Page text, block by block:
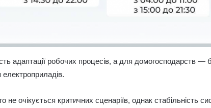
адаптації робочих процесів, а для домогосподарств —
не очікується критичних сценаріїв, однак стабільність